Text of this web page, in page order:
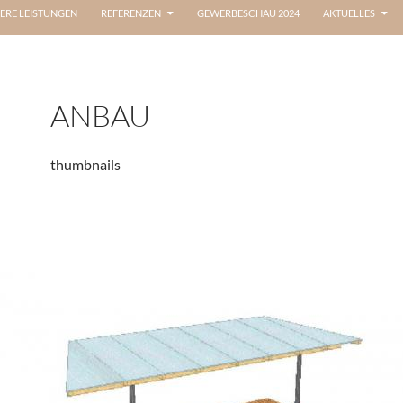
LEISTUNGEN REFERENZEN GEWERBESCHAU 2024 AKTUELLES
ANBAU
thumbnails